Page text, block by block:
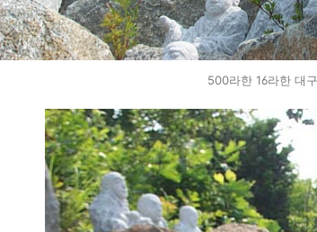
500라한 16라한 대